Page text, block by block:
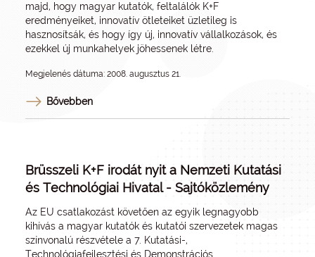
majd, hogy magyar kutatók, feltalálók K+F
eredményeiket, innovatív ötleteiket üzletileg is
hasznosítsák, és hogy így új, innovatív vállalkozások, és
ezekkel új munkahelyek jöhessenek létre.
Megjelenés dátuma: 2008. augusztus 21.
Bővebben
Brüsszeli K+F irodát nyit a Nemzeti Kutatási
és Technológiai Hivatal - Sajtóközlemény
Az EU csatlakozást követően az egyik legnagyobb
kihívás a magyar kutatók és kutatói szervezetek magas
színvonalú részvétele a 7. Kutatási-,
Technológiafejlesztési és Demonstrációs